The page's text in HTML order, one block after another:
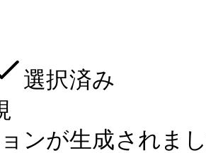
選択済み
ンが生成されま